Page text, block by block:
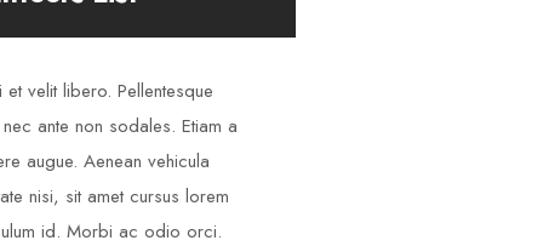
velit libero. Pellentesque
ante non sodales. Etiam a
augue. Aenean vehicula
nisi, sit amet cursus lorem
id. Morbi ac odio orci.